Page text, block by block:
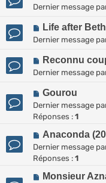
Dernier message
Life after Beth
Dernier message
Reconnu
Dernier message
Gourou
Dernier message
Réponses : 1
Anaconda
Dernier message
Réponses : 1
Monsieur